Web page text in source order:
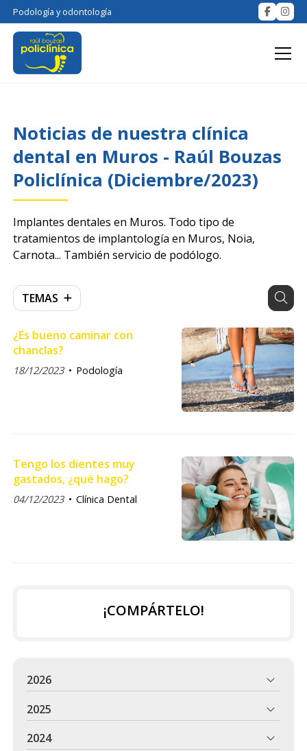
Podología y odontología
Noticias de nuestra clínica
dental en Muros - Raúl Bouzas
Policlínica (Diciembre/2023)
Implantes dentales en Muros. Todo tipo de
tratamientos de implantología en Muros, Noia,
Carnota... También servicio de podólogo.
TEMAS
¿Es bueno caminar con
chanclas?
18/12/2023 Podología
Tengo los dientes muy
gastados, ¿qué hago?
04/12/2023 Clínica Dental
¡COMPÁRTELO!
2026
2025
2024